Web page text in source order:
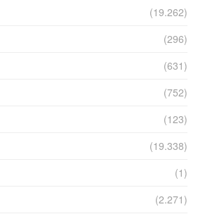
(19.262)
(296)
(631)
(752)
(123)
(19.338)
(1)
(2.271)